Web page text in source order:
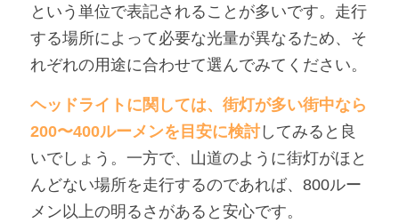
という単位で表記されることが多いです。走行
する場所によって必要な光量が異なるため、そ
れぞれの用途に合わせて選んでみてください。
ヘッドライトに関しては、街灯が多い街中なら
200〜400ルーメンを目安に検討してみると良
いでしょう。一方で、山道のように街灯がほと
んどない場所を走行するのであれば、800ルー
メン以上の明るさがあると安心です。